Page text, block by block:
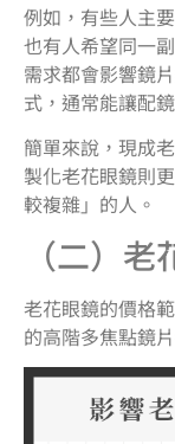
例如，有些人主
也有人希望同一
需求都會影響鏡
式，通常能讓配
簡單來說，現成
製化老花眼鏡則
較複雜」的人。
（二）
老花眼鏡的價格
的高階多焦點鏡